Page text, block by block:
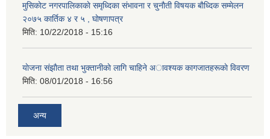
मुसिकाेट नगरपालिकाकाे समृध्दिका संभावना र चुनाैती विषयक बाैध्दिक सम्मेलन
२०७५ कार्तिक ४ र ५ , घाेषणापत्र
मिति: 10/22/2018 - 15:16
याेजना संझाैता तथा भुक्तानीकाे लागि चाहिने अावश्यक कागजातहरूकाे विवरण
मिति: 08/01/2018 - 16:56
अन्य